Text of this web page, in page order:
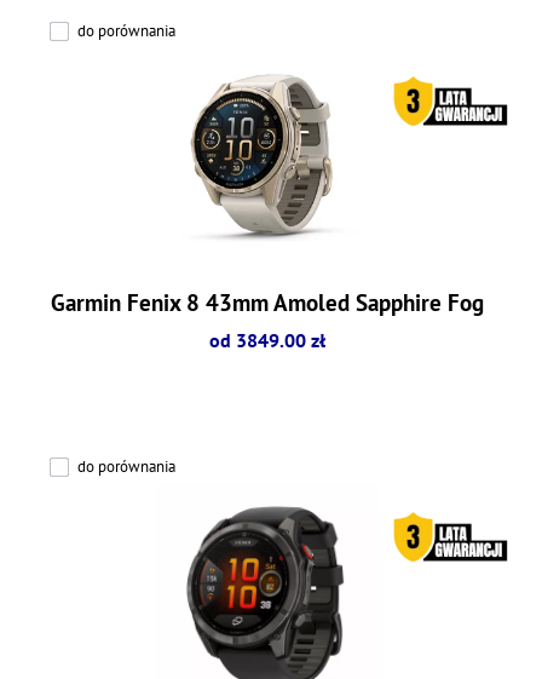
do porównania
Garmin Fenix 8 43mm Amoled Sapphire Fog
od 3849.00 zł
do porównania